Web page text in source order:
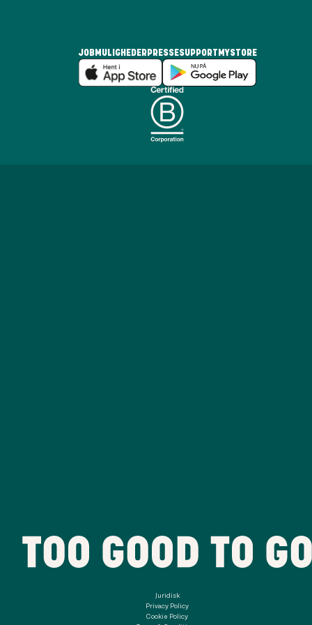
JOBMULIGHEDERPRESSESUPPORT MYSTORE
Juridisk
Privacy Policy
Cookie Policy